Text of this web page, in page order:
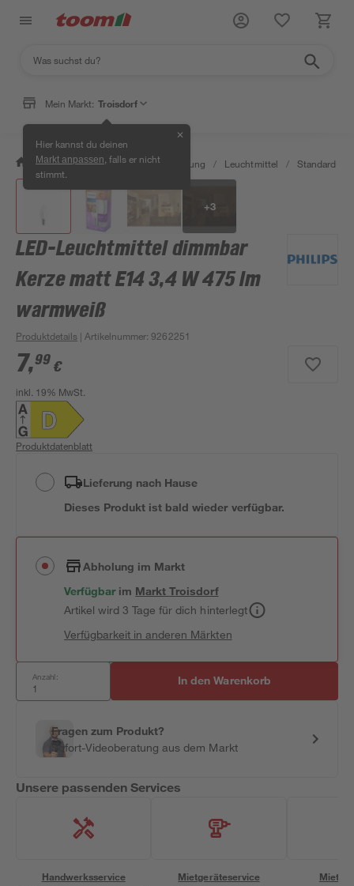
Mein Markt: Troisdorf
Hier kannst du deinen
Markt anpassen , falls er nicht
stimmt.
✕
/ Wohnen & Haushalt / Beleuchtung / Leuchtmittel / Standard
+3
LED-Leuchtmittel dimmbar
Kerze matt E14 3,4 W 475 lm
warmweiß
Produktdetails | Artikelnummer:9262251
7,99 €
inkl. 19% MwSt.
Produktdatenblatt
Lieferung nach Hause
Dieses Produkt ist bald wieder verfügbar.
Abholung im Markt
Verfügbar im MarktTroisdorf
Artikel wird 3 Tage für dich hinterlegt
Verfügbarkeit in anderen Märkten
Anzahl: In den Warenkorb
Fragen zum Produkt?
Sofort-Videoberatung aus dem Markt
Unsere passenden Services
Handwerksservice Mietgeräteservice